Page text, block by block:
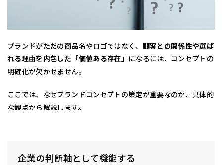
ブランドがただの商品名やロゴではなく、 顧客との関係性や選ば
れる理由を内包した「価値ある存在」 になるには、コンセプトの
明確化が欠かせません。
ここでは、なぜブランドコンセプトの策定が重要なのか、具体的
な観点から解説します。
企業の判断軸として機能する